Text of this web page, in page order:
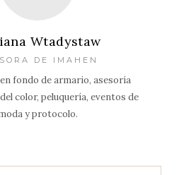
Wtadystaw
DE IMAHEN
fondo de armario, asesoría
color, peluquería, eventos de
y protocolo.